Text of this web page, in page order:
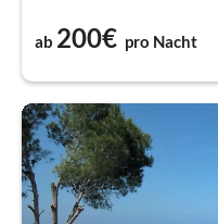
ab 200€ pro Nacht